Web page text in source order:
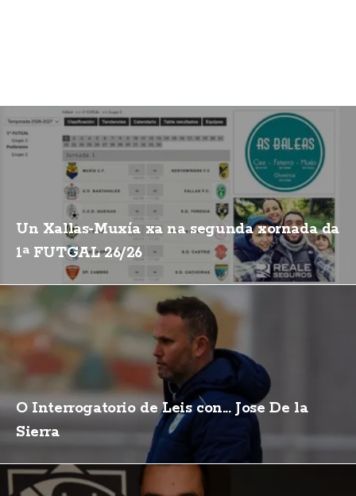
Un Xallas-Muxía xa na segunda xornada da
1ª FUTGAL 26/26
O Interrogatorio de Leis con... Jose De la
Sierra